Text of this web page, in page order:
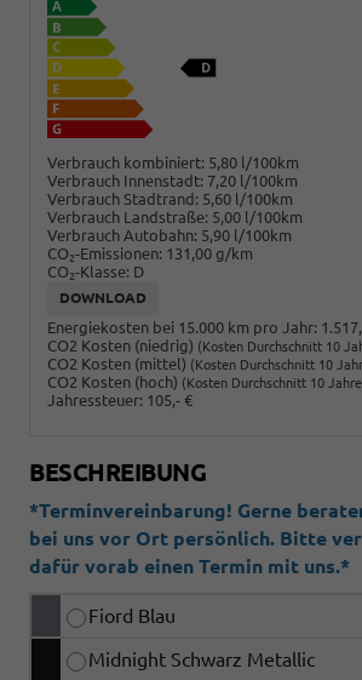
Verbrauch kombiniert: 5,80 l/100km
Verbrauch Innenstadt: 7,20 l/100km
Verbrauch Stadtrand: 5,60 l/100km
Verbrauch Landstraße: 5,00 l/100km
Verbrauch Autobahn: 5,90 l/100km
CO2-Emissionen: 131,00 g/km
CO2-Klasse: D
DOWNLOAD
Energiekosten bei 15.000 km pro Jahr:
CO2 Kosten (niedrig) (Kosten Durchschnitt 10
CO2 Kosten (mittel) (Kosten Durchschnitt 10
CO2 Kosten (hoch) (Kosten Durchschnitt 10
Jahressteuer: 105,- €
BESCHREIBUNG
*Terminvereinbarung! Gerne
bei uns vor Ort persönlich. Bitte
dafür vorab einen Termin mit uns.*
Fiord Blau
Midnight Schwarz Metallic